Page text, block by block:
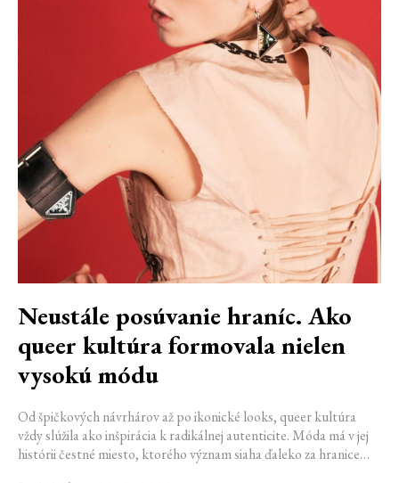
Neustále posúvanie hraníc. Ako
queer kultúra formovala nielen
vysokú módu
Od špičkových návrhárov až po ikonické looks, queer kultúra
vždy slúžila ako inšpirácia k radikálnej autenticite. Móda má v jej
histórii čestné miesto, ktorého význam siaha ďaleko za hranice